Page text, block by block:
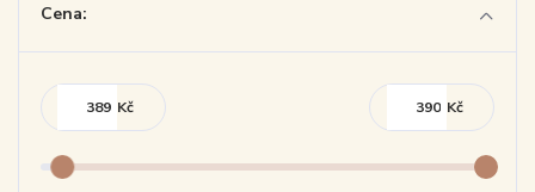
Cena:
Kč Kč